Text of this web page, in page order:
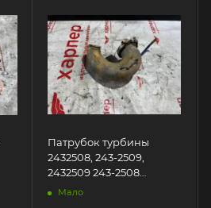
Патрубок турбины
2432508, 243-2509,
2432509 243-2508
Caterpillar
Мало